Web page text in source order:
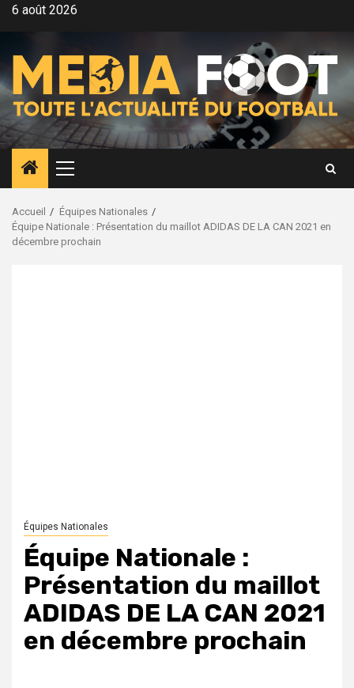
Aller6 août 2026
Menu
principal
Accueil
Équipes Nationales
Équipe Nationale : Présentation du maillot ADIDAS DE LA CAN 2021 en
décembre prochain
Équipes Nationales
Équipe Nationale :
Présentation du maillot
ADIDAS DE LA CAN 2021
en décembre prochain